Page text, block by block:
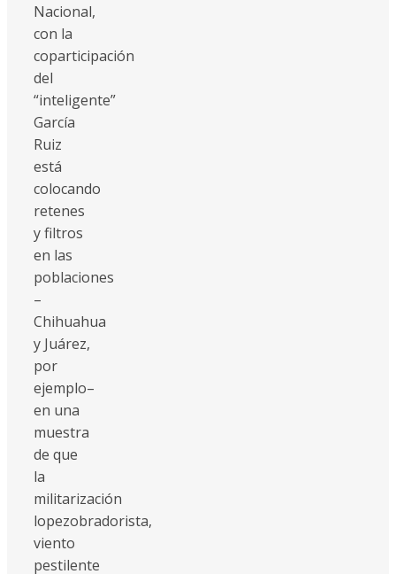
Nacional,
con la
coparticipación
del
“inteligente”
García
Ruiz
está
colocando
retenes
y filtros
en las
poblaciones
–
Chihuahua
y Juárez,
por
ejemplo–
en una
muestra
de que
la
militarización
lopezobradorista,
viento
pestilente